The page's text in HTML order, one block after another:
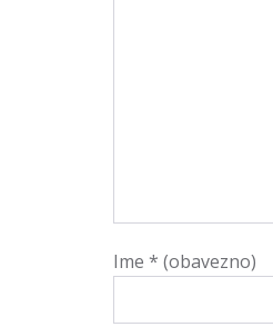
Ime * (obavezno)